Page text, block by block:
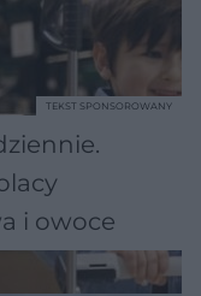
i owoce
TEKST SPONSOROWANY